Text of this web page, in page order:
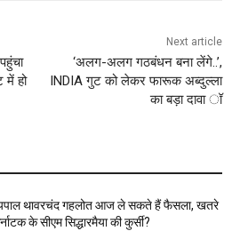
में हो
Next article
‘अलग-अलग गठबंधन बना लेंगे..’,
INDIA गुट को लेकर फारूक अब्दुल्ला
का बड़ा दावा ॉ
थावरचंद गहलोत आज ले सकते हैं फैसला, खतरे
के सीएम सिद्धारमैया की कुर्सी?